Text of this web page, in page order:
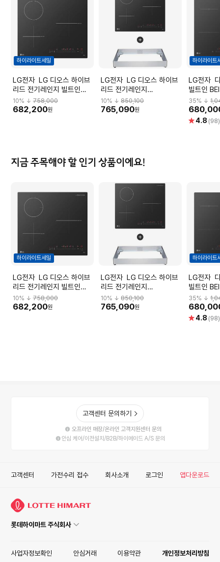
하이라이트세일
LG전자 LG 디오스 하이브
리드 전기레인지 빌트인
BEY3SRBLE
10% ↓ 758,000
682,200원
LG전자 LG 디오스 하이브
리드 전기레인지
BEY3SRBLEC [프리스탠딩
8.5cm 케이스]
10% ↓850,100
765,090원
하이라이트
LG전자 디오스 3구 인덕션
빌트인
35% ↓
별 4.8 (98)
지금 주목해야 할 인기 상품이에요!
하이라이트세일
LG전자 LG 디오스 하이브
리드 전기레인지 빌트인
BEY3SRBLE
10% ↓ 758,000
682,200원
LG전자 LG 디오스 하이브
리드 전기레인지
BEY3SRBLEC [프리스탠딩
8.5cm 케이스]
10% ↓850,100
765,090원
하이라이트
LG전자 디오스 3구 인덕션
빌트인
35% ↓
별 4.8 (98)
고객센터 문의하기
오프라인 매장/온라인 고객지원센터 문의
안심 케어/이전설치/B2B/하이메이드 A/S 문의
고객센터 가전수리 접수 회사소개 로그인 앱다운로드
롯데하이마트 주식회사
사업자정보확인 안심거래 이용약관 개인정보처리방침